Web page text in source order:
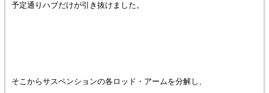
予定通りハブだけが引き抜けました。
そこからサスペンションの各ロッド・アームを分解し、